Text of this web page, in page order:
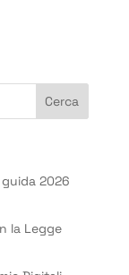
2026
la Legge